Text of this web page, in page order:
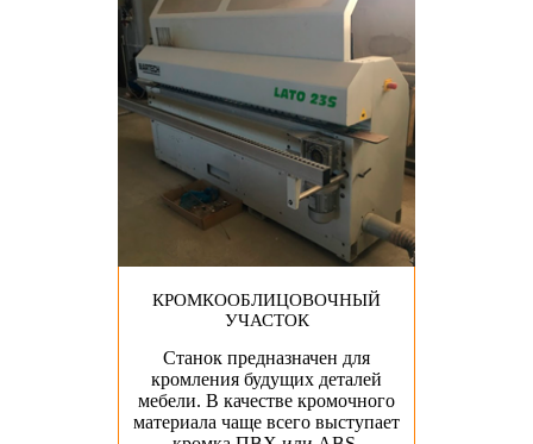
КРОМКООБЛИЦОВОЧНЫЙ
УЧАСТОК
Станок предназначен для
кромления будущих деталей
мебели. В качестве кромочного
материала чаще всего выступает